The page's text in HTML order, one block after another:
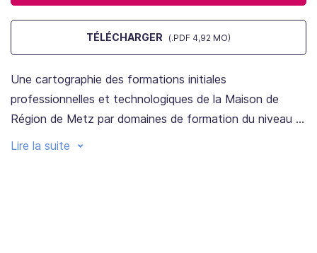
TÉLÉCHARGER (.PDF 4,92 MO)
Une cartographie des formations initiales
professionnelles et technologiques de la Maison de
Région de Metz par domaines de formation du niveau 3
au niveau 5 (tableaux et cartes détaillées)
Lire la suite